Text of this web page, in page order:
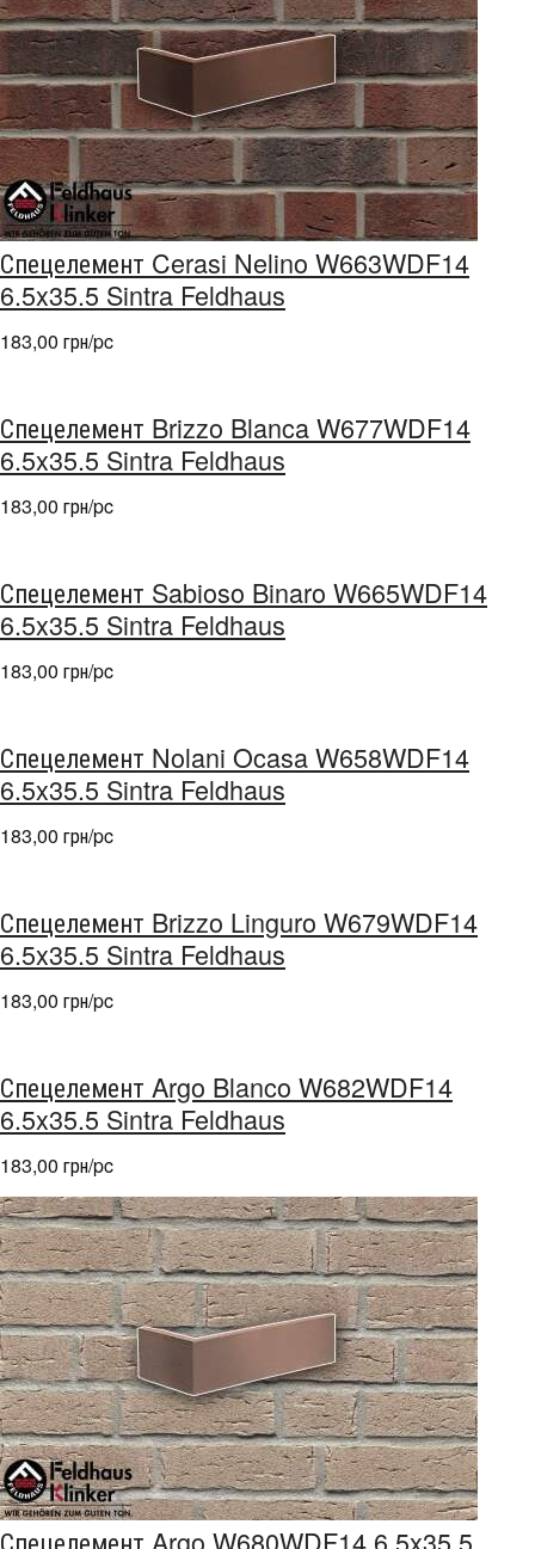
Спецелемент Cerasi Nelino W663WDF14
6.5x35.5 Sintra Feldhaus
183,00 грн/pc
Спецелемент Brizzo Blanca W677WDF14
6.5x35.5 Sintra Feldhaus
183,00 грн/pc
Спецелемент Sabioso Binaro W665WDF14
6.5x35.5 Sintra Feldhaus
183,00 грн/pc
Спецелемент Nolani Ocasa W658WDF14
6.5x35.5 Sintra Feldhaus
183,00 грн/pc
Спецелемент Brizzo Linguro W679WDF14
6.5x35.5 Sintra Feldhaus
183,00 грн/pc
Спецелемент Argo Blanco W682WDF14
6.5x35.5 Sintra Feldhaus
183,00 грн/pc
Спецелемент Argo W680WDF14 6.5x35.5